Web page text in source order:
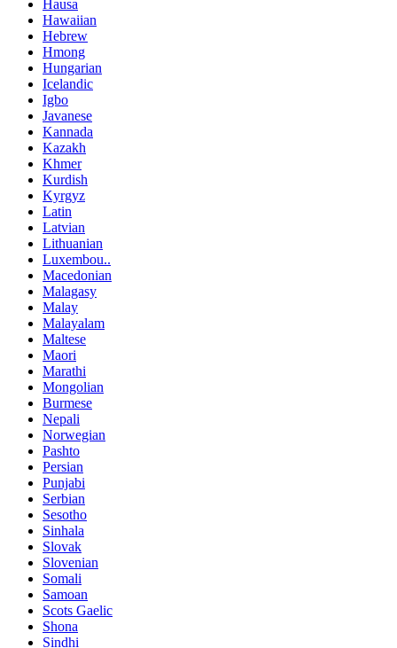
Hausa
Hawaiian
Hebrew
Hmong
Hungarian
Icelandic
Igbo
Javanese
Kannada
Kazakh
Khmer
Kurdish
Kyrgyz
Latin
Latvian
Lithuanian
Luxembou..
Macedonian
Malagasy
Malay
Malayalam
Maltese
Maori
Marathi
Mongolian
Burmese
Nepali
Norwegian
Pashto
Persian
Punjabi
Serbian
Sesotho
Sinhala
Slovak
Slovenian
Somali
Samoan
Scots Gaelic
Shona
Sindhi